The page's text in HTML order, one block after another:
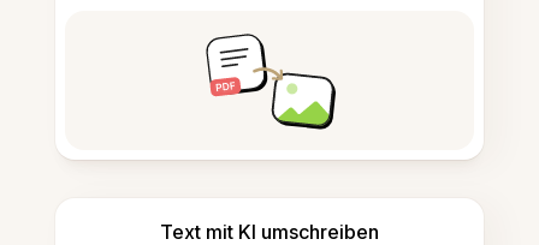
Text mit KI umschreiben